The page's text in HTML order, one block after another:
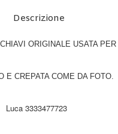
Descrizione
ORIGINALE USATA
E CREPATA COME DA FOTO.
Luca 3333477723